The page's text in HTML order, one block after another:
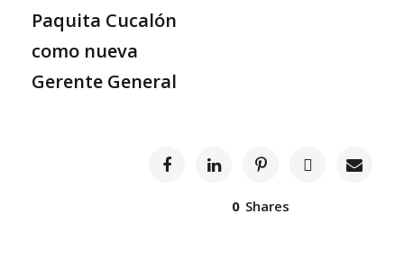
Paquita Cucalón
como nueva
Gerente General
0 Shares